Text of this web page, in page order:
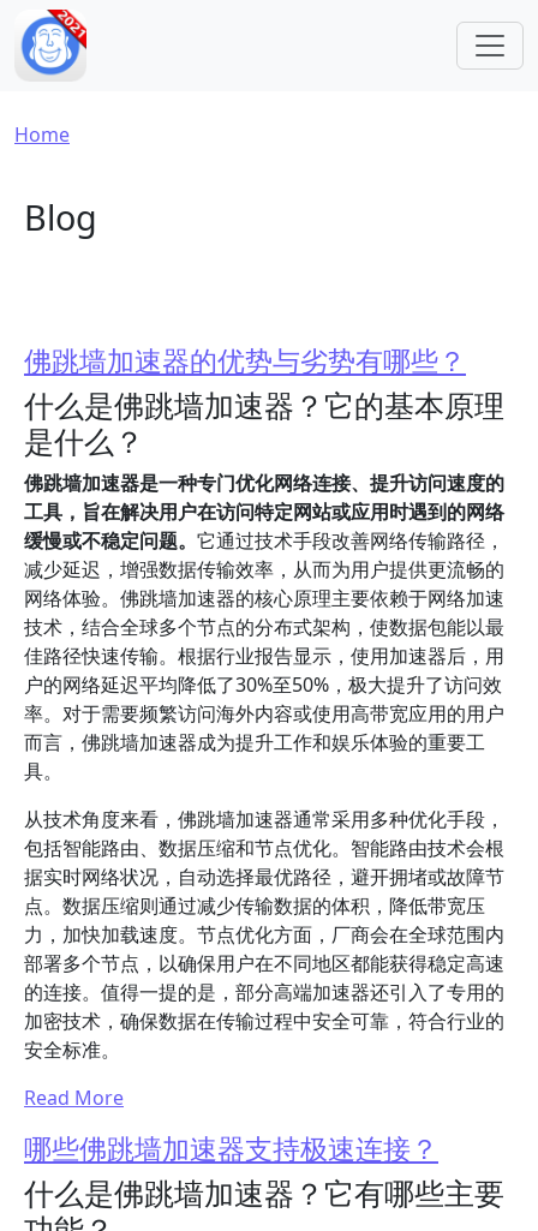
Skip to main content
Breadcrumb
Home
Blog
佛跳墙加速器的优势与劣势有哪些？
什么是佛跳墙加速器？它的基本原理
是什么？
佛跳墙加速器是一种专门优化网络连接、提升访问速度的
工具，旨在解决用户在访问特定网站或应用时遇到的网络
缓慢或不稳定问题。 它通过技术手段改善网络传输路径，
减少延迟，增强数据传输效率，从而为用户提供更流畅的
网络体验。佛跳墙加速器的核心原理主要依赖于网络加速
技术，结合全球多个节点的分布式架构，使数据包能以最
佳路径快速传输。根据行业报告显示，使用加速器后，用
户的网络延迟平均降低了30%至50%，极大提升了访问效
率。对于需要频繁访问海外内容或使用高带宽应用的用户
而言，佛跳墙加速器成为提升工作和娱乐体验的重要工
具。
从技术角度来看，佛跳墙加速器通常采用多种优化手段，
包括智能路由、数据压缩和节点优化。智能路由技术会根
据实时网络状况，自动选择最优路径，避开拥堵或故障节
点。数据压缩则通过减少传输数据的体积，降低带宽压
力，加快加载速度。节点优化方面，厂商会在全球范围内
部署多个节点，以确保用户在不同地区都能获得稳定高速
的连接。值得一提的是，部分高端加速器还引入了专用的
加密技术，确保数据在传输过程中安全可靠，符合行业的
安全标准。
Read More
哪些佛跳墙加速器支持极速连接？
什么是佛跳墙加速器？它有哪些主要